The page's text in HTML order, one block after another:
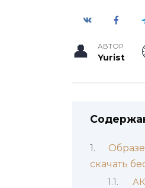
АВТОР
Yurist
скачать